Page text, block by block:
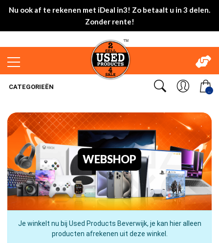
Nu ook af te rekenen met iDeal in3! Zo betaalt u in 3 delen.
Zonder rente!
..
CATEGORIEËN
WEBSHOP
Je winkelt nu bij Used Products Beverwijk, je kan hier alleen
producten afrekenen uit deze winkel.